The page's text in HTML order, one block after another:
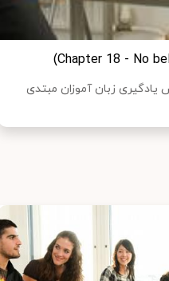
زبان آموزان مبتدی